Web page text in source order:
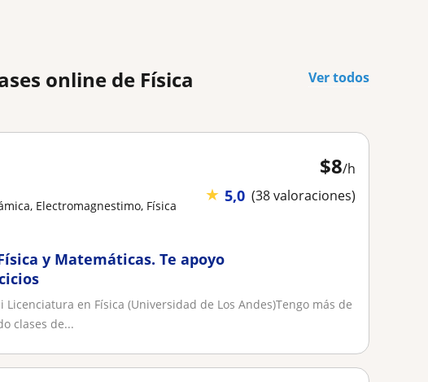
online de Física Ver todos
$8/h
★ 5,0 (38 valoraciones)
Electromagnestimo, Física
y Matemáticas. Te apoyo
en Física (Universidad de Los Andes)Tengo más de
clases de...